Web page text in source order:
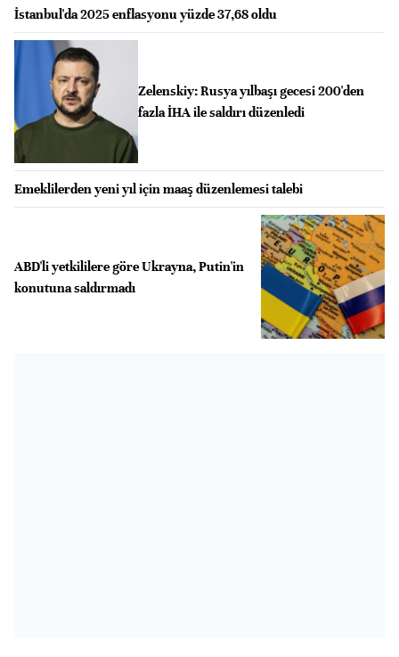
İstanbul'da 2025 enflasyonu yüzde 37,68 oldu
Zelenskiy: Rusya yılbaşı gecesi 200'den
fazla İHA ile saldırı düzenledi
Emeklilerden yeni yıl için maaş düzenlemesi talebi
ABD'li yetkililere göre Ukrayna, Putin'in
konutuna saldırmadı